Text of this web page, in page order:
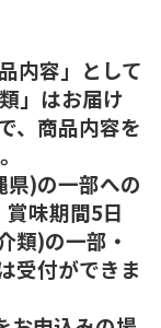
内容」として
」はお届け
、商品内容を
)の一部への
味期間5日
類)の一部・
受付ができま